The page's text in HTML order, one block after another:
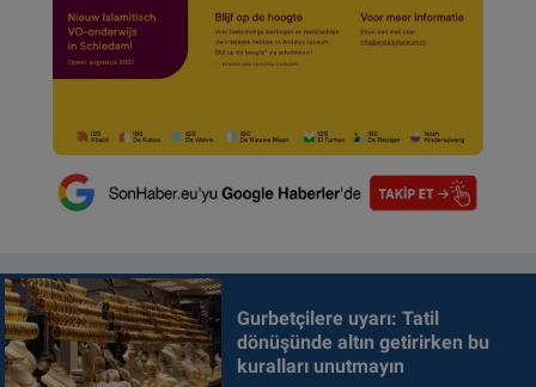
Gurbetçilere uyarı: Tatil
dönüşünde altın getirirken bu
kuralları unutmayın